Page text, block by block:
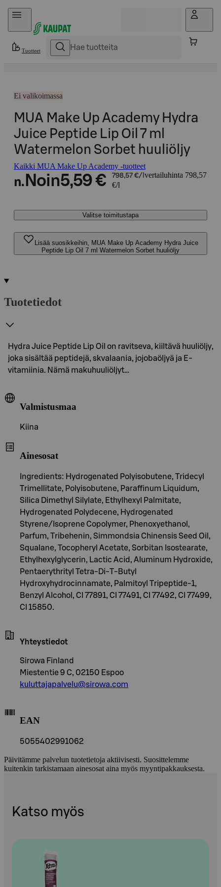
Hyppää sisältöön
Tuotteet
Ei valikoimassa
MUA Make Up Academy Hydra
Juice Peptide Lip Oil 7 ml
Watermelon Sorbet huuliöljy
Kaikki MUA Make Up Academy -tuotteet
n. Noin5,59 € 798,57 €/l vertailuhinta 798,57
€/l
Valitse toimitustapa
Lisää suosikkeihin, MUA Make Up Academy Hydra Juice
Peptide Lip Oil 7 ml Watermelon Sorbet huuliöljy
Tuotetiedot
Hydra Juice Peptide Lip Oil on ravitseva, kiiltävä huuliöljy,
joka sisältää peptidejä, skvalaania, jojobaöljyä ja E-
vitamiinia. Nämä makuhuuliöljyt…
Valmistusmaa
Kiina
Ainesosat
Ingredients: Hydrogenated Polyisobutene, Tridecyl
Trimellitate, Polyisobutene, Paraffinum Liquidum,
Silica Dimethyl Silylate, Ethylhexyl Palmitate,
Hydrogenated Polydecene, Hydrogenated
Styrene/Isoprene Copolymer, Phenoxyethanol,
Parfum, Tribehenin, Simmondsia Chinensis Seed Oil,
Squalane, Tocopheryl Acetate, Sorbitan Isostearate,
Ethylhexylglycerin, Lactic Acid, Aluminum Hydroxide,
Pentaerythrityl Tetra-Di-T-Butyl
Hydroxyhydrocinnamate, Palmitoyl Tripeptide-1,
Benzyl Alcohol, CI 77891, CI 77491, CI 77492, CI 77499,
CI 15850.
Yhteystiedot
Sirowa Finland
Miestentie 9 C, 02150 Espoo
kuluttajapalvelu@sirowa.com
EAN
5055402991062
Päivitämme palvelun tuotetietoja aktiivisesti. Suosittelemme
kuitenkin tarkistamaan ainesosat aina myös myyntipakkauksesta.
Katso myös